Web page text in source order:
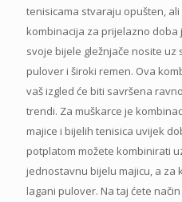
tenisicama stvaraju opušten,
kombinacija za prijelazno
svoje bijele gležnjače nosite
pulover i široki remen. Ova
vaš izgled će biti savršena
trendi. Za muškarce je
majice i bijelih tenisica uvijek
potplatom možete kombinirati
jednostavnu bijelu majicu, a za
lagani pulover. Na taj ćete